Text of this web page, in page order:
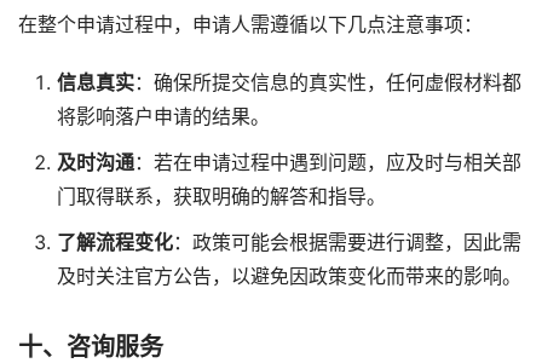
在整个申请过程中，申请人需遵循以下几点注意事项：
信息真实：确保所提交信息的真实性，任何虚假材料都
将影响落户申请的结果。
及时沟通：若在申请过程中遇到问题，应及时与相关部
门取得联系，获取明确的解答和指导。
了解流程变化：政策可能会根据需要进行调整，因此需
及时关注官方公告，以避免因政策变化而带来的影响。
十、咨询服务